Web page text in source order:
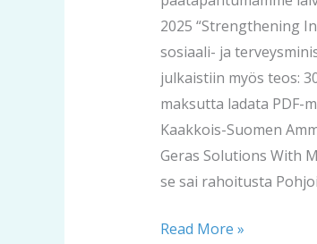
2025 “Strengthening
sosiaali- ja
julkaistiin myös teos:
maksutta ladata PDF-
Kaakkois-Suomen
Geras Solutions With
se sai rahoitusta
Celebration
conference
cruise
#eHealth2025
Read More »